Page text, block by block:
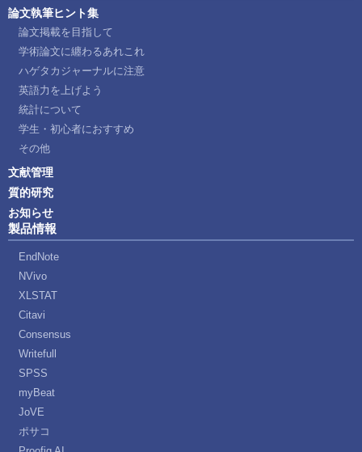
論文執筆ヒント集
論文掲載を目指して
学術論文に纏わるあれこれ
ハゲタカジャーナルに注意
英語力を上げよう
統計について
学生・初心者におすすめ
その他
文献管理
質的研究
お知らせ
製品情報
EndNote
NVivo
XLSTAT
Citavi
Consensus
Writefull
SPSS
myBeat
JoVE
ポサコ